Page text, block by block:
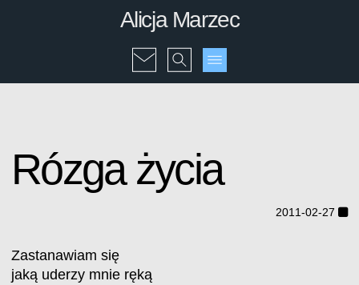
Alicja Marzec
Rózga życia
2011-02-27
Zastanawiam się
jaką uderzy mnie ręką